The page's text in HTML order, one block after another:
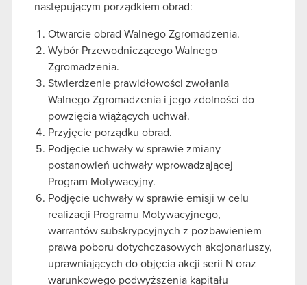
następującym porządkiem obrad:
Otwarcie obrad Walnego Zgromadzenia.
Wybór Przewodniczącego Walnego
Zgromadzenia.
Stwierdzenie prawidłowości zwołania
Walnego Zgromadzenia i jego zdolności do
powzięcia wiążących uchwał.
Przyjęcie porządku obrad.
Podjęcie uchwały w sprawie zmiany
postanowień uchwały wprowadzającej
Program Motywacyjny.
Podjęcie uchwały w sprawie emisji w celu
realizacji Programu Motywacyjnego,
warrantów subskrypcyjnych z pozbawieniem
prawa poboru dotychczasowych akcjonariuszy,
uprawniających do objęcia akcji serii N oraz
warunkowego podwyższenia kapitału